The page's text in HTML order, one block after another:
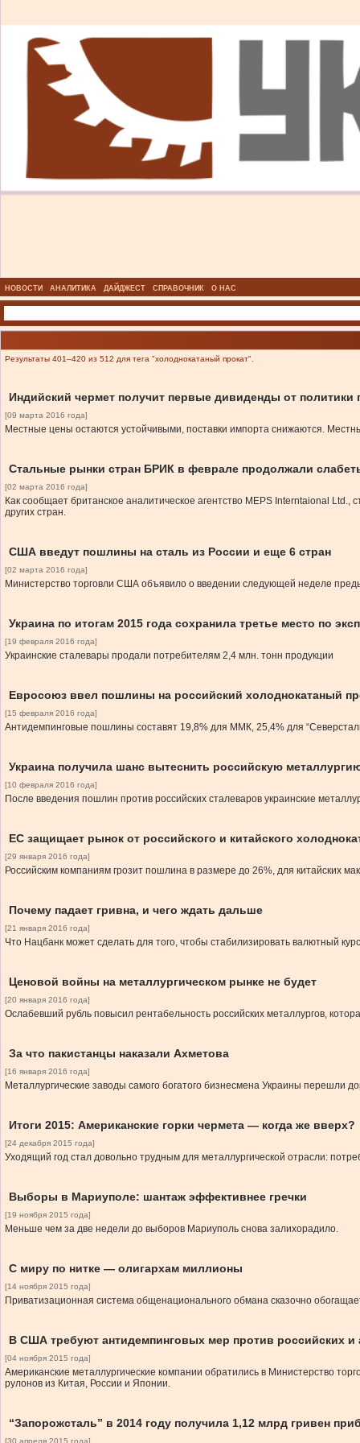
НОВОСТИ АНАЛИТИКА ДАЙДЖЕСТ СПРАВОЧНИК О НАС
Результаты 401–420 из 512 для тега "холоднокатаный прокат".
Индийский чермет получит первые дивиденды от политики
[09 марта 2016 года]
Местные цены остаются устойчивыми, поставки импорта снижаются.
Стальные рынки стран БРИК в феврале продолжали
[02 марта 2016 года]
Как сообщает британское аналитическое агентство MEPS Interntaional
других стран.
США введут пошлины на сталь из России и еще 6 стран
[02 марта 2016 года]
Министерство торговли США объявило о введении следующей неделе
Украина по итогам 2015 года сохранила третье место по
[19 февраля 2016 года]
Украинские сталевары продали потребителям 2,4 млн. тонн продукции
Евросоюз ввел пошлины на российский холоднокатаный
[15 февраля 2016 года]
Антидемпинговые пошлины составят 19,8% для ММК, 25,4% для
Украина получила шанс вытеснить российскую
[10 февраля 2016 года]
После введения пошлин против российских сталеваров украинские
ЕС защищает рынок от российского и китайского
[29 января 2016 года]
Российским компаниям грозит пошлина в размере до 26%, для китайских
Почему падает гривна, и чего ждать дальше
[21 января 2016 года]
Что Нацбанк может сделать для того, чтобы стабилизировать валютный
Ценовой войны на металлургическом рынке не будет
[20 января 2016 года]
Ослабевший рубль повысил рентабельность российских металлургов,
За что пакистанцы наказали Ахметова
[16 января 2016 года]
Металлургические заводы самого богатого бизнесмена Украины перешли
Итоги 2015: Американские горки чермета — когда же вверх?
[24 декабря 2015 года]
Уходящий год стал довольно трудным для металлургической отрасли:
Выборы в Мариуполе: шантаж эффективнее гречки
[19 ноября 2015 года]
Меньше чем за две недели до выборов Мариуполь снова залихорадило.
С миру по нитке — олигархам миллионы
[14 ноября 2015 года]
Приватизационная система общенационального обмана сказочно
В США требуют антидемпинговых мер против российских и
[04 ноября 2015 года]
Американские металлургические компании обратились в Министерство
рулонов из Китая, России и Японии.
“Запорожсталь” в 2014 году получила 1,12 млрд гривен
[30 апреля 2015 года]